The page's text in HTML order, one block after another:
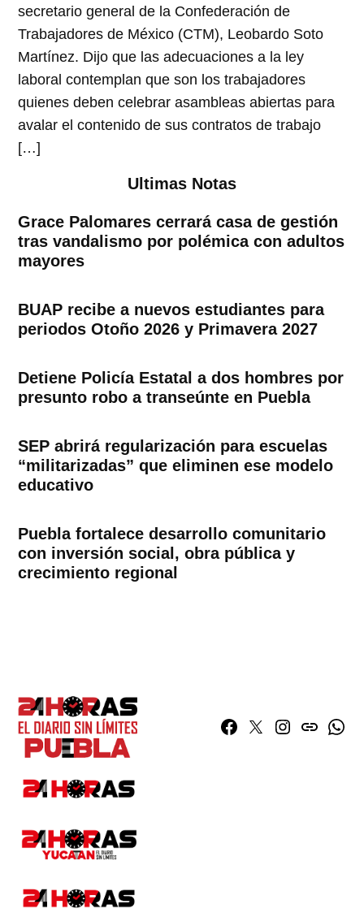
secretario general de la Confederación de
Trabajadores de México (CTM), Leobardo Soto
Martínez. Dijo que las adecuaciones a la ley
laboral contemplan que son los trabajadores
quienes deben celebrar asambleas abiertas para
avalar el contenido de sus contratos de trabajo
[…]
Ultimas Notas
Grace Palomares cerrará casa de gestión
tras vandalismo por polémica con adultos
mayores
BUAP recibe a nuevos estudiantes para
periodos Otoño 2026 y Primavera 2027
Detiene Policía Estatal a dos hombres por
presunto robo a transeúnte en Puebla
SEP abrirá regularización para escuelas
“militarizadas” que eliminen ese modelo
educativo
Puebla fortalece desarrollo comunitario
con inversión social, obra pública y
crecimiento regional
Facebook
TwitterInstagram
issuu